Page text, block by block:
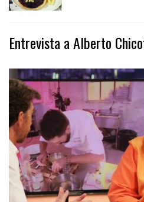
Entrevista a Alberto